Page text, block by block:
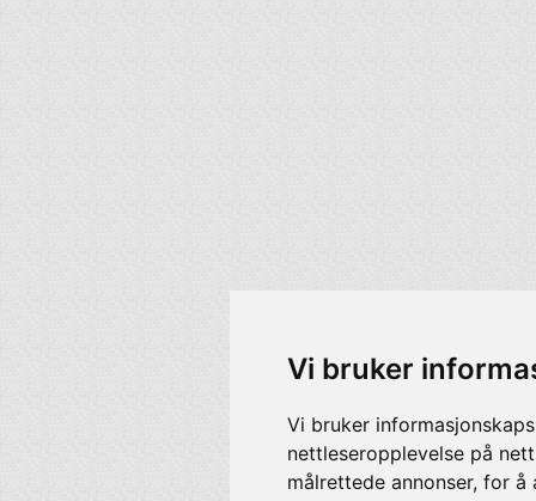
Vi bruker
Vi bruker
nettleseropplevelse på
målrettede annonser, for